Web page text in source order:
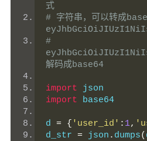
式
# 字符串，可以转成
#
解码成base64
import json
import base64
d = { 'user_id' : 1,
d_str = json . dumps(